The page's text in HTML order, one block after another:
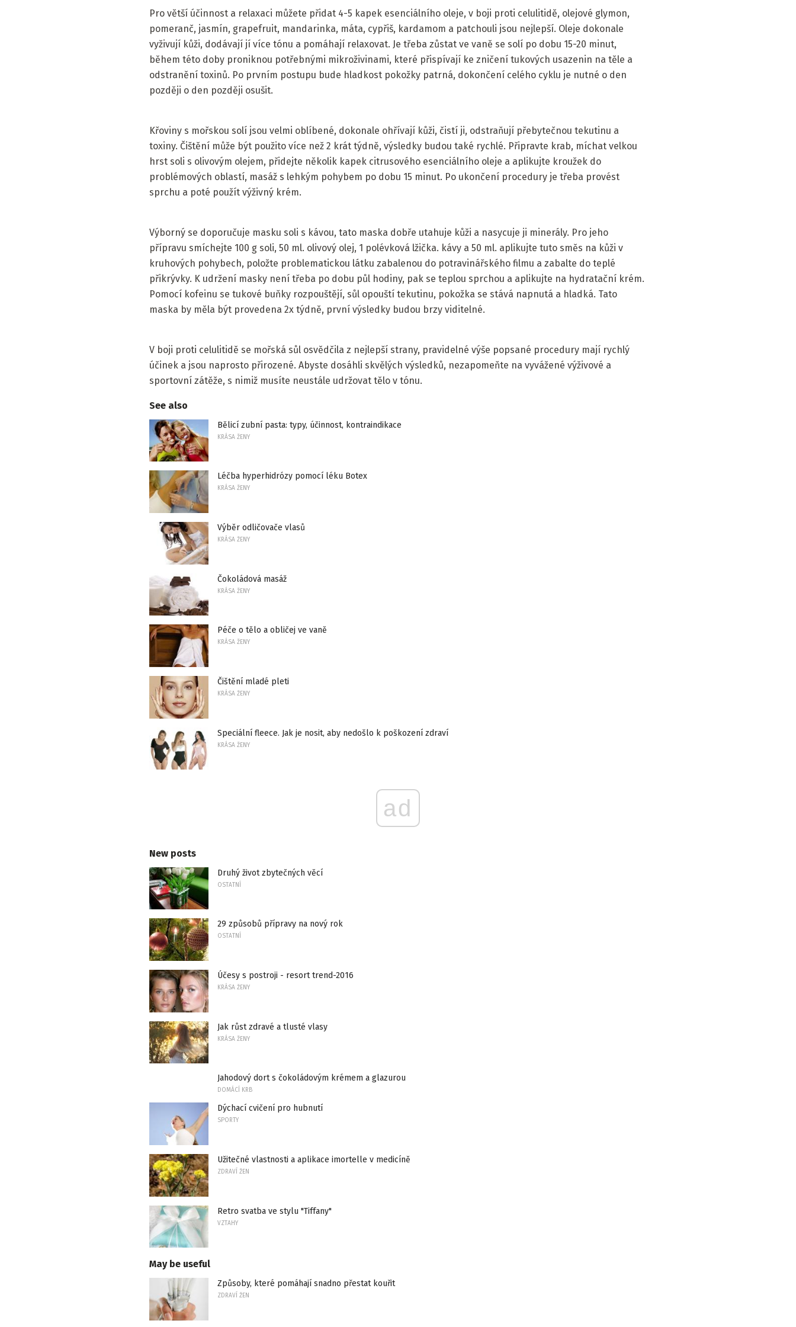
Pro větší účinnost a relaxaci můžete přidat 4-5 kapek esenciálního oleje, v boji proti celulitidě, olejové glymon,
pomeranč, jasmín, grapefruit, mandarinka, máta, cypřiš, kardamom a patchouli jsou nejlepší. Oleje dokonale
vyživují kůži, dodávají jí více tónu a pomáhají relaxovat. Je třeba zůstat ve vaně se solí po dobu 15-20 minut,
během této doby proniknou potřebnými mikroživinami, které přispívají ke zničení tukových usazenin na těle a
odstranění toxinů. Po prvním postupu bude hladkost pokožky patrná, dokončení celého cyklu je nutné o den
později o den později osušit.
Křoviny s mořskou solí jsou velmi oblíbené, dokonale ohřívají kůži, čistí ji, odstraňují přebytečnou tekutinu a
toxiny. Čištění může být použito více než 2 krát týdně, výsledky budou také rychlé. Připravte krab, míchat velkou
hrst soli s olivovým olejem, přidejte několik kapek citrusového esenciálního oleje a aplikujte kroužek do
problémových oblastí, masáž s lehkým pohybem po dobu 15 minut. Po ukončení procedury je třeba provést
sprchu a poté použít výživný krém.
Výborný se doporučuje masku soli s kávou, tato maska ​​dobře utahuje kůži a nasycuje ji minerály. Pro jeho
přípravu smíchejte 100 g soli, 50 ml. olivový olej, 1 polévková lžička. kávy a 50 ml. aplikujte tuto směs na kůži v
kruhových pohybech, položte problematickou látku zabalenou do potravinářského filmu a zabalte do teplé
přikrývky. K udržení masky není třeba po dobu půl hodiny, pak se teplou sprchou a aplikujte na hydratační krém.
Pomocí kofeinu se tukové buňky rozpouštějí, sůl opouští tekutinu, pokožka se stává napnutá a hladká. Tato
maska ​​by měla být provedena 2x týdně, první výsledky budou brzy viditelné.
V boji proti celulitidě se mořská sůl osvědčila z nejlepší strany, pravidelné výše popsané procedury mají rychlý
účinek a jsou naprosto přirozené. Abyste dosáhli skvělých výsledků, nezapomeňte na vyvážené výživové a
sportovní zátěže, s nimiž musíte neustále udržovat tělo v tónu.
See also
Bělicí zubní pasta: typy, účinnost, kontraindikace
KRÁSA ŽENY
Léčba hyperhidrózy pomocí léku Botex
KRÁSA ŽENY
Výběr odličovače vlasů
KRÁSA ŽENY
Čokoládová masáž
KRÁSA ŽENY
Péče o tělo a obličej ve vaně
KRÁSA ŽENY
Čištění mladé pleti
KRÁSA ŽENY
Speciální fleece. Jak je nosit, aby nedošlo k poškození zdraví
KRÁSA ŽENY
ad
New posts
Druhý život zbytečných věcí
OSTATNÍ
29 způsobů přípravy na nový rok
OSTATNÍ
Účesy s postroji - resort trend-2016
KRÁSA ŽENY
Jak růst zdravé a tlusté vlasy
KRÁSA ŽENY
Jahodový dort s čokoládovým krémem a glazurou
DOMÁCÍ KRB
Dýchací cvičení pro hubnutí
SPORTY
Užitečné vlastnosti a aplikace imortelle v medicíně
ZDRAVÍ ŽEN
Retro svatba ve stylu "Tiffany"
VZTAHY
May be useful
Způsoby, které pomáhají snadno přestat kouřit
ZDRAVÍ ŽEN